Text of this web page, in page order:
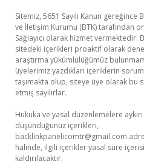
Sitemiz, 5651 Sayılı Kanun gereğince
ve İletişim Kurumu (BTK) tarafından
Sağlayıcı olarak hizmet vermektedir.
sitedeki içerikleri proaktif olarak
araştırma yükümlülüğümüz
üyelerimiz yazdıkları içeriklerin
taşımakta olup, siteye üye olarak bu
etmiş sayılırlar.
Hukuka ve yasal düzenlemelere
düşündüğünüz içerikleri,
backlinkpanelicomtr@gmail.com
halinde, ilgili içerikler yasal süre
kaldırılacaktır.